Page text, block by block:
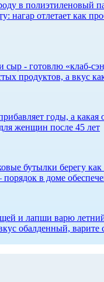
в полиэтиленовый
нагар отлетает как
сыр - готовлю «клаб-
продуктов, а вкус
годы, а какая
женщин после 45 лет
бутылки берегу как
в доме
и лапши варю летний
обалденный, варите